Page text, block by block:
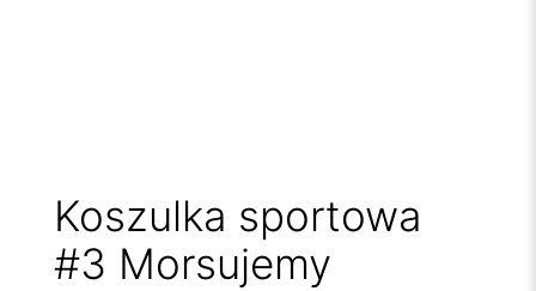
Koszulka sportowa
#3 Morsujemy